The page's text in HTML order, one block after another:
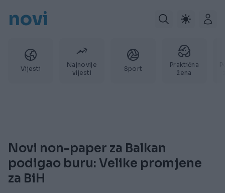
novi
Vijesti
Najnovije
vijesti
Sport
Praktična
žena
Novi non-paper za Balkan
podigao buru: Velike promjene
za BiH